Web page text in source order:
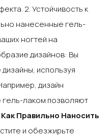
2. Устойчивость к
нанесенные гель-
ногтей на
дизайнов: Вы
используя
дизайн
гель-лаком позволяют
Как Правильно Наносить
и обезжирьте